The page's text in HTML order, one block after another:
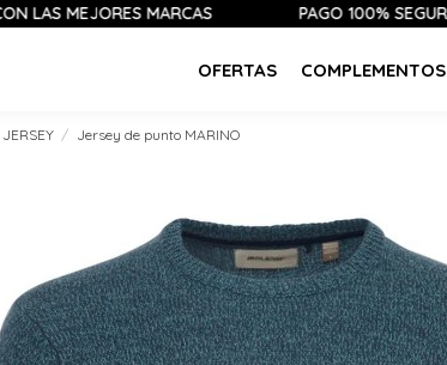
MARCAS PAGO 100% SEGURO
OFERTAS COMPLEMENTOS
JERSEY Jersey de punto MARINO